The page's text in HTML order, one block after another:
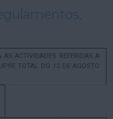
ACTIVIDADES REFERIDAS A
TOTAL DO 12 DE AGOSTO